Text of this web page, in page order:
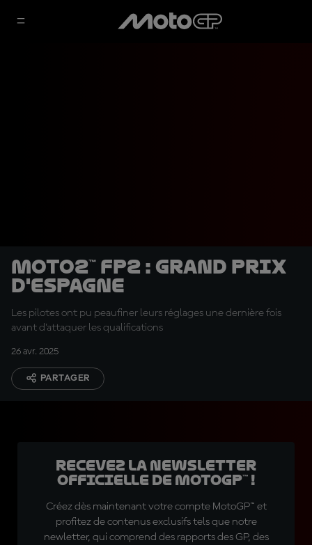
Moto2™ FP2 : Grand Prix
d'Espagne
Les pilotes ont pu peaufiner leurs réglages une dernière fois
avant d'attaquer les qualifications
26 avr. 2025
PARTAGER
Recevez la Newsletter
officielle de MotoGP™ !
Créez dès maintenant votre compte MotoGP™ et
profitez de contenus exclusifs tels que notre
newletter, qui comprend des rapports des GP, des